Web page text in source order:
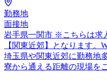
勤務地
面接地
岩手県一関市 ※こちらは求
【関東近郊】となります。
埼玉県や関東近郊に勤務地
寮から通える距離の現場を